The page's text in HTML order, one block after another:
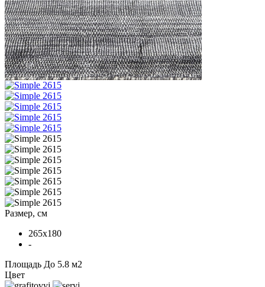
Размер, см
265x180
-
Площадь До 5.8 м2
Цвет